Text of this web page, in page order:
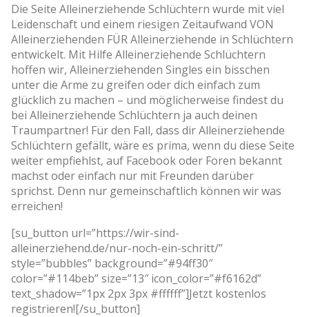
Die Seite Alleinerziehende Schlüchtern wurde mit viel
Leidenschaft und einem riesigen Zeitaufwand VON
Alleinerziehenden FÜR Alleinerziehende in Schlüchtern
entwickelt. Mit Hilfe Alleinerziehende Schlüchtern
hoffen wir, Alleinerziehenden Singles ein bisschen
unter die Arme zu greifen oder dich einfach zum
glücklich zu machen – und möglicherweise findest du
bei Alleinerziehende Schlüchtern ja auch deinen
Traumpartner! Für den Fall, dass dir Alleinerziehende
Schlüchtern gefällt, wäre es prima, wenn du diese Seite
weiter empfiehlst, auf Facebook oder Foren bekannt
machst oder einfach nur mit Freunden darüber
sprichst. Denn nur gemeinschaftlich können wir was
erreichen!
[su_button url=”https://wir-sind-
alleinerziehend.de/nur-noch-ein-schritt/”
style=”bubbles” background=”#94ff30″
color=”#114beb” size=”13″ icon_color=”#f6162d”
text_shadow=”1px 2px 3px #ffffff”]Jetzt kostenlos
registrieren![/su_button]